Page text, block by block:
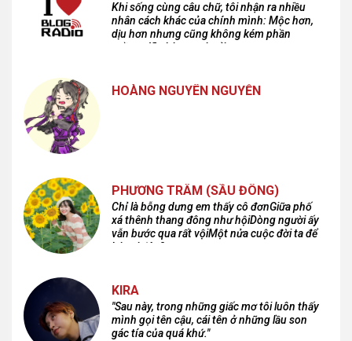
Khi sống cùng câu chữ, tôi nhận ra nhiều
nhân cách khác của chính mình: Mộc hơn,
dịu hơn nhưng cũng không kém phần
cuồng dã và hoang hoải...
HOÀNG NGUYÊN NGUYỄN
PHƯƠNG TRÂM (SẦU ĐÔNG)
Chỉ là bỗng dưng em thấy cô đơnGiữa phố
xá thênh thang đông như hộiDòng người ấy
vẫn bước qua rất vộiMột nửa cuộc đời ta để
lại nơi đâu?
KIRA
"Sau này, trong những giấc mơ tôi luôn thấy
mình gọi tên cậu, cái tên ở những lầu son
gác tía của quá khứ."